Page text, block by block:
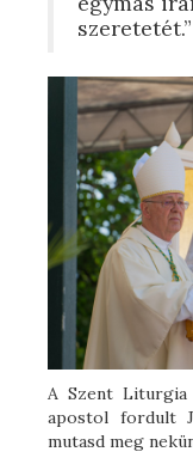
szeretetét.”
A Szent Liturgia
apostol fordult
mutasd meg